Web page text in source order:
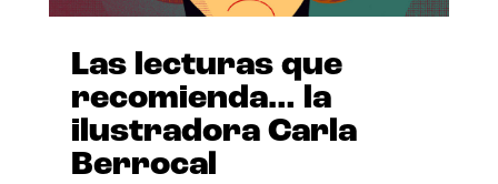
Las lecturas que
recomienda… la
ilustradora Carla
Berrocal